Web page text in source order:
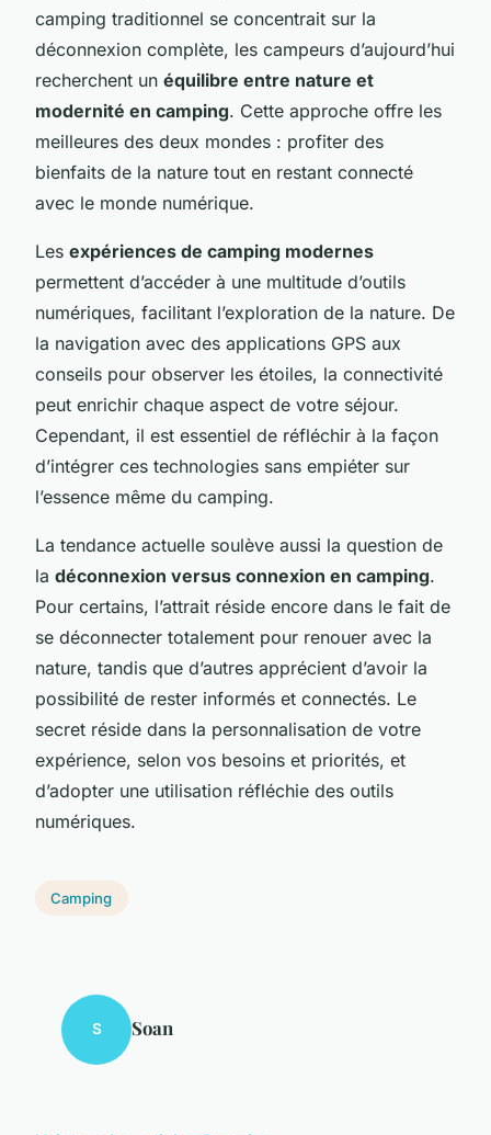
camping traditionnel se concentrait sur la
déconnexion complète, les campeurs d’aujourd’hui
recherchent un équilibre entre nature et
modernité en camping. Cette approche offre les
meilleures des deux mondes : profiter des
bienfaits de la nature tout en restant connecté
avec le monde numérique.
Les expériences de camping modernes
permettent d’accéder à une multitude d’outils
numériques, facilitant l’exploration de la nature. De
la navigation avec des applications GPS aux
conseils pour observer les étoiles, la connectivité
peut enrichir chaque aspect de votre séjour.
Cependant, il est essentiel de réfléchir à la façon
d’intégrer ces technologies sans empiéter sur
l’essence même du camping.
La tendance actuelle soulève aussi la question de
la déconnexion versus connexion en camping.
Pour certains, l’attrait réside encore dans le fait de
se déconnecter totalement pour renouer avec la
nature, tandis que d’autres apprécient d’avoir la
possibilité de rester informés et connectés. Le
secret réside dans la personnalisation de votre
expérience, selon vos besoins et priorités, et
d’adopter une utilisation réfléchie des outils
numériques.
Camping
S Soan